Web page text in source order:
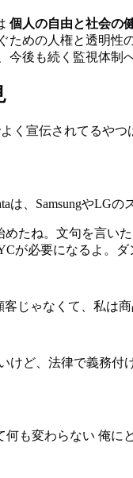
個人の自由と社会の
ための人権と透明性
今後も続く監視体制
く宣伝されてるや
は、SamsungやLG
めたね。文句を言い
が必要になるよ。
じゃなくて、私は商
けど、法律で義務付
も変わらない 俺に